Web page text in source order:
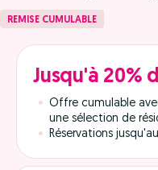
REMISE CUMULABLE
Jusqu'à 20%
Offre cumulable
une sélection de
Réservations